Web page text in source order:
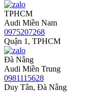
TPHCM
Audi Miền Nam
0975207268
Quận 1, TPHCM
Đà Nẵng
Audi Miền Trung
0981115628
Duy Tân, Đà Nẵng